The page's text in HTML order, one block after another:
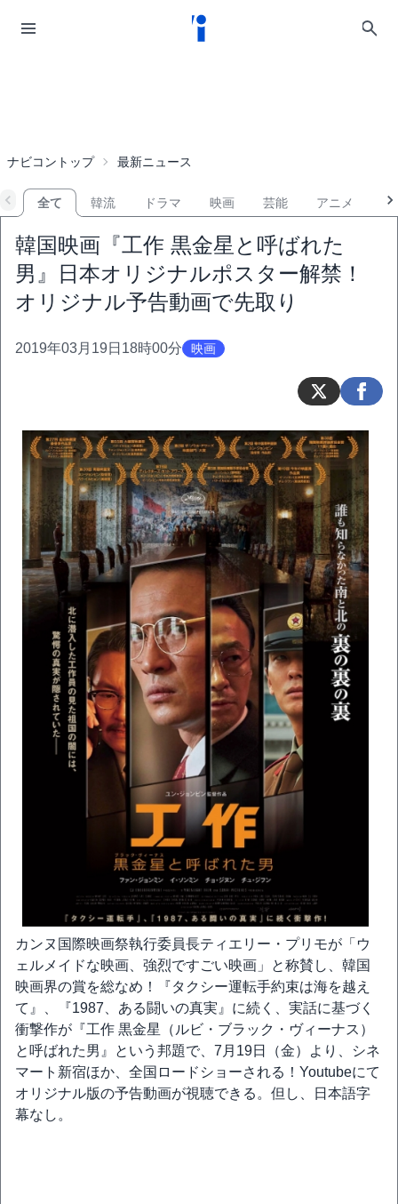
ナビコントップ 最新ニュース
全て 韓流 ドラマ 映画 芸能 アニメ
韓国映画『工作 黒金星と呼ばれた
男』日本オリジナルポスター解禁！
オリジナル予告動画で先取り
2019年03月19日18時00分 映画
カンヌ国際映画祭執行委員長ティエリー・プリモが「ウ
ェルメイドな映画、強烈ですごい映画」と称賛し、韓国
映画界の賞を総なめ！『タクシー運転手約束は海を越え
て』、『1987、ある闘いの真実』に続く、実話に基づく
衝撃作が『工作 黒金星（ルビ・ブラック・ヴィーナス）
と呼ばれた男』という邦題で、7月19日（金）より、シネ
マート新宿ほか、全国ロードショーされる！Youtubeにて
オリジナル版の予告動画が視聴できる。但し、日本語字
幕なし。